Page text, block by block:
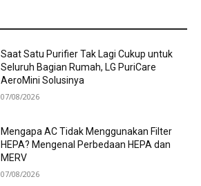
Saat Satu Purifier Tak Lagi Cukup untuk
Seluruh Bagian Rumah, LG PuriCare
AeroMini Solusinya
07/08/2026
Mengapa AC Tidak Menggunakan Filter
HEPA? Mengenal Perbedaan HEPA dan
MERV
07/08/2026